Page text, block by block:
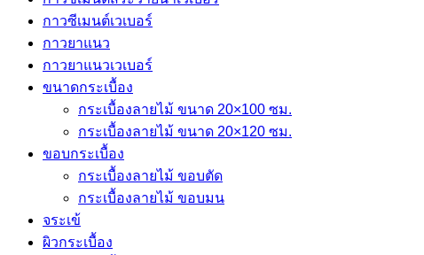
กาวซีเมนต์เวเบอร์
กาวยาแนว
กาวยาแนวเวเบอร์
ขนาดกระเบื้อง
กระเบื้องลายไม้ ขนาด 20×100 ซม.
กระเบื้องลายไม้ ขนาด 20×120 ซม.
ขอบกระเบื้อง
กระเบื้องลายไม้ ขอบตัด
กระเบื้องลายไม้ ขอบมน
จระเข้
ผิวกระเบื้อง